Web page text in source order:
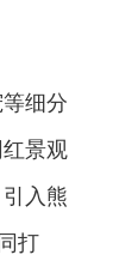
细分
景观
入熊
打